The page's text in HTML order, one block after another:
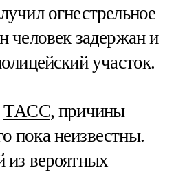
огнестрельное
человек задержан и
участок.
ТАСС, причины
пока неизвестны.
из вероятных